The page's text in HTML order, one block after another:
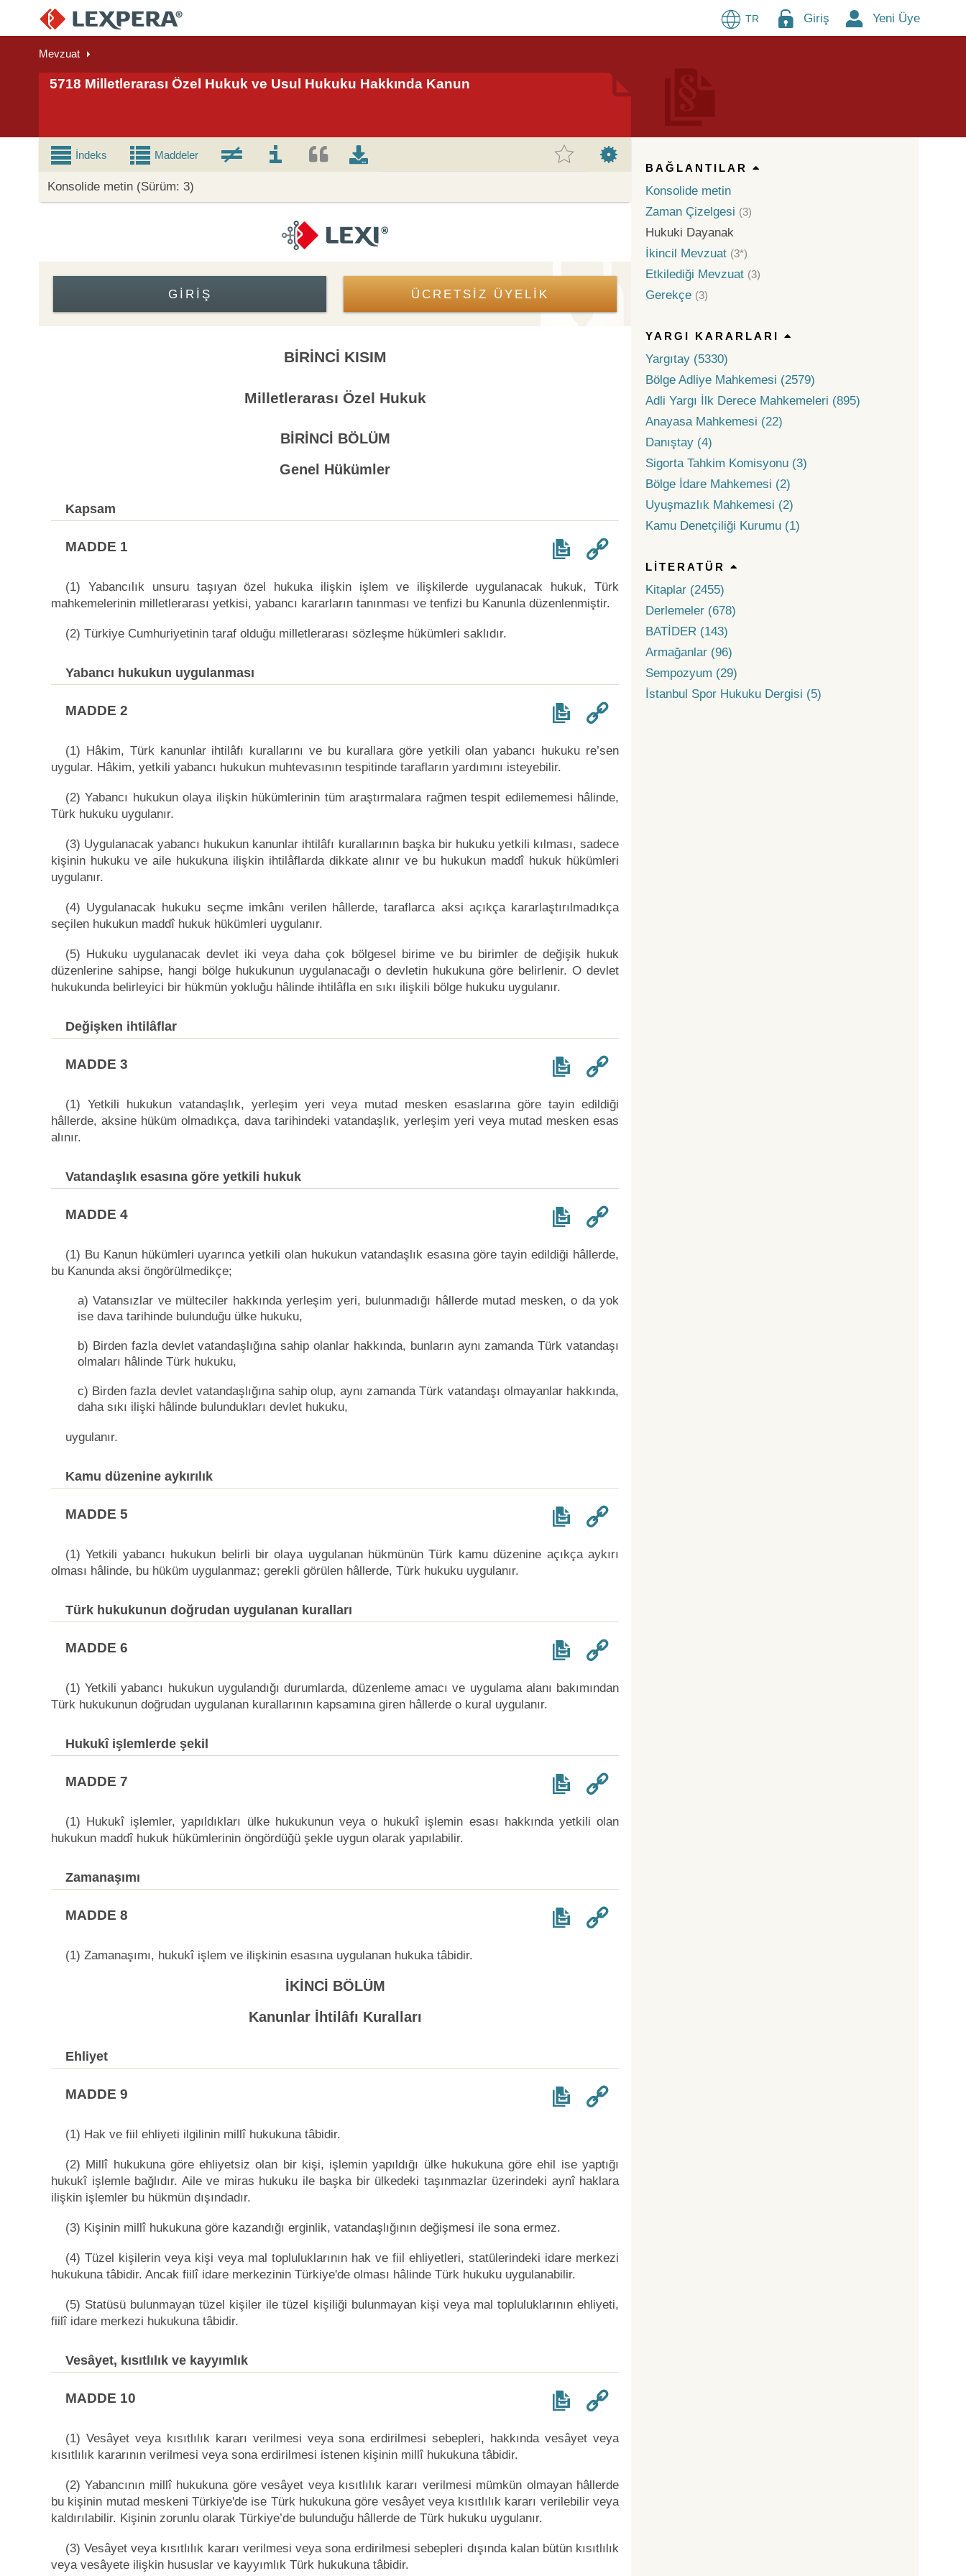
TR Giriş Yeni Üye
Mevzuat
5718 Milletlerarası Özel Hukuk ve Usul Hukuku Hakkında Kanun
İndeks Maddeler
Konsolide metin (Sürüm: 3)
GIRIŞ ÜCRETSİZ ÜYELİK
BİRİNCİ KISIM
Milletlerarası Özel Hukuk
BİRİNCİ BÖLÜM
Genel Hükümler
Kapsam
MADDE 1
(1) Yabancılık unsuru taşıyan özel hukuka ilişkin işlem ve ilişkilerde uygulanacak hukuk, Türk
mahkemelerinin milletlerarası yetkisi, yabancı kararların tanınması ve tenfizi bu Kanunla düzenlenmiştir.
(2) Türkiye Cumhuriyetinin taraf olduğu milletlerarası sözleşme hükümleri saklıdır.
Yabancı hukukun uygulanması
MADDE 2
(1) Hâkim, Türk kanunlar ihtilâfı kurallarını ve bu kurallara göre yetkili olan yabancı hukuku re’sen
uygular. Hâkim, yetkili yabancı hukukun muhtevasının tespitinde tarafların yardımını isteyebilir.
(2) Yabancı hukukun olaya ilişkin hükümlerinin tüm araştırmalara rağmen tespit edilememesi hâlinde,
Türk hukuku uygulanır.
(3) Uygulanacak yabancı hukukun kanunlar ihtilâfı kurallarının başka bir hukuku yetkili kılması, sadece
kişinin hukuku ve aile hukukuna ilişkin ihtilâflarda dikkate alınır ve bu hukukun maddî hukuk hükümleri
uygulanır.
(4) Uygulanacak hukuku seçme imkânı verilen hâllerde, taraflarca aksi açıkça kararlaştırılmadıkça
seçilen hukukun maddî hukuk hükümleri uygulanır.
(5) Hukuku uygulanacak devlet iki veya daha çok bölgesel birime ve bu birimler de değişik hukuk
düzenlerine sahipse, hangi bölge hukukunun uygulanacağı o devletin hukukuna göre belirlenir. O devlet
hukukunda belirleyici bir hükmün yokluğu hâlinde ihtilâfla en sıkı ilişkili bölge hukuku uygulanır.
Değişken ihtilâflar
MADDE 3
(1) Yetkili hukukun vatandaşlık, yerleşim yeri veya mutad mesken esaslarına göre tayin edildiği
hâllerde, aksine hüküm olmadıkça, dava tarihindeki vatandaşlık, yerleşim yeri veya mutad mesken esas
alınır.
Vatandaşlık esasına göre yetkili hukuk
MADDE 4
(1) Bu Kanun hükümleri uyarınca yetkili olan hukukun vatandaşlık esasına göre tayin edildiği hâllerde,
bu Kanunda aksi öngörülmedikçe;
a) Vatansızlar ve mülteciler hakkında yerleşim yeri, bulunmadığı hâllerde mutad mesken, o da yok
ise dava tarihinde bulunduğu ülke hukuku,
b) Birden fazla devlet vatandaşlığına sahip olanlar hakkında, bunların aynı zamanda Türk vatandaşı
olmaları hâlinde Türk hukuku,
c) Birden fazla devlet vatandaşlığına sahip olup, aynı zamanda Türk vatandaşı olmayanlar hakkında,
daha sıkı ilişki hâlinde bulundukları devlet hukuku,
uygulanır.
Kamu düzenine aykırılık
MADDE 5
(1) Yetkili yabancı hukukun belirli bir olaya uygulanan hükmünün Türk kamu düzenine açıkça aykırı
olması hâlinde, bu hüküm uygulanmaz; gerekli görülen hâllerde, Türk hukuku uygulanır.
Türk hukukunun doğrudan uygulanan kuralları
MADDE 6
(1) Yetkili yabancı hukukun uygulandığı durumlarda, düzenleme amacı ve uygulama alanı bakımından
Türk hukukunun doğrudan uygulanan kurallarının kapsamına giren hâllerde o kural uygulanır.
Hukukî işlemlerde şekil
MADDE 7
(1) Hukukî işlemler, yapıldıkları ülke hukukunun veya o hukukî işlemin esası hakkında yetkili olan
hukukun maddî hukuk hükümlerinin öngördüğü şekle uygun olarak yapılabilir.
Zamanaşımı
MADDE 8
(1) Zamanaşımı, hukukî işlem ve ilişkinin esasına uygulanan hukuka tâbidir.
İKİNCİ BÖLÜM
Kanunlar İhtilâfı Kuralları
Ehliyet
MADDE 9
(1) Hak ve fiil ehliyeti ilgilinin millî hukukuna tâbidir.
(2) Millî hukukuna göre ehliyetsiz olan bir kişi, işlemin yapıldığı ülke hukukuna göre ehil ise yaptığı
hukukî işlemle bağlıdır. Aile ve miras hukuku ile başka bir ülkedeki taşınmazlar üzerindeki aynî haklara
ilişkin işlemler bu hükmün dışındadır.
(3) Kişinin millî hukukuna göre kazandığı erginlik, vatandaşlığının değişmesi ile sona ermez.
(4) Tüzel kişilerin veya kişi veya mal topluluklarının hak ve fiil ehliyetleri, statülerindeki idare merkezi
hukukuna tâbidir. Ancak fiilî idare merkezinin Türkiye'de olması hâlinde Türk hukuku uygulanabilir.
(5) Statüsü bulunmayan tüzel kişiler ile tüzel kişiliği bulunmayan kişi veya mal topluluklarının ehliyeti,
fiilî idare merkezi hukukuna tâbidir.
Vesâyet, kısıtlılık ve kayyımlık
MADDE 10
(1) Vesâyet veya kısıtlılık kararı verilmesi veya sona erdirilmesi sebepleri, hakkında vesâyet veya
kısıtlılık kararının verilmesi veya sona erdirilmesi istenen kişinin millî hukukuna tâbidir.
(2) Yabancının millî hukukuna göre vesâyet veya kısıtlılık kararı verilmesi mümkün olmayan hâllerde
bu kişinin mutad meskeni Türkiye'de ise Türk hukukuna göre vesâyet veya kısıtlılık kararı verilebilir veya
kaldırılabilir. Kişinin zorunlu olarak Türkiye’de bulunduğu hâllerde de Türk hukuku uygulanır.
(3) Vesâyet veya kısıtlılık kararı verilmesi veya sona erdirilmesi sebepleri dışında kalan bütün kısıtlılık
veya vesâyete ilişkin hususlar ve kayyımlık Türk hukukuna tâbidir.
BAĞLANTILAR
Konsolide metin
Zaman Çizelgesi (3)
Hukuki Dayanak
İkincil Mevzuat (3*)
Etkilediği Mevzuat (3)
Gerekçe (3)
YARGI KARARLARI
Yargıtay (5330)
Bölge Adliye Mahkemesi (2579)
Adli Yargı İlk Derece Mahkemeleri (895)
Anayasa Mahkemesi (22)
Danıştay (4)
Sigorta Tahkim Komisyonu (3)
Bölge İdare Mahkemesi (2)
Uyuşmazlık Mahkemesi (2)
Kamu Denetçiliği Kurumu (1)
LITERATÜR
Kitaplar (2455)
Derlemeler (678)
BATİDER (143)
Armağanlar (96)
Sempozyum (29)
İstanbul Spor Hukuku Dergisi (5)